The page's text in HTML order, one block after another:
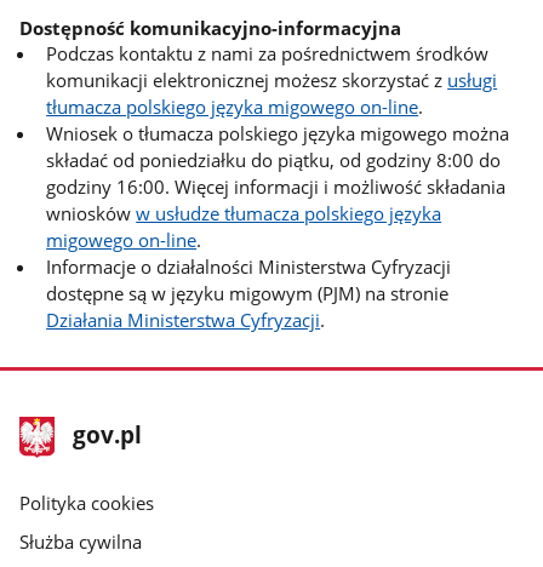
Dostępność komunikacyjno-informacyjna
Podczas kontaktu z nami za pośrednictwem środków
komunikacji elektronicznej możesz skorzystać z usługi
tłumacza polskiego języka migowego on-line.
Wniosek o tłumacza polskiego języka migowego można
składać od poniedziałku do piątku, od godziny 8:00 do
godziny 16:00. Więcej informacji i możliwość składania
wnioskóww usłudze tłumacza polskiego języka
migowego on-line.
Informacje o działalności Ministerstwa Cyfryzacji
dostępne są w języku migowym (PJM) na stronie
Działania Ministerstwa Cyfryzacji.
stopka
gov.pl
Strona
gov.pl
gov.pl
Polityka cookies
Służba cywilna